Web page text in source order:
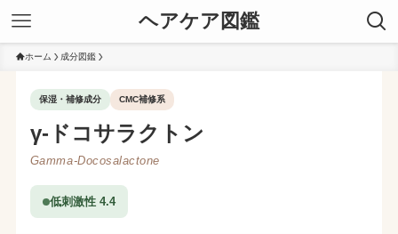
ヘアケア図鑑
ホーム 成分図鑑
保湿・補修成分 CMC補修系
γ-ドコサラクトン
Gamma-Docosalactone
低刺激性 4.4